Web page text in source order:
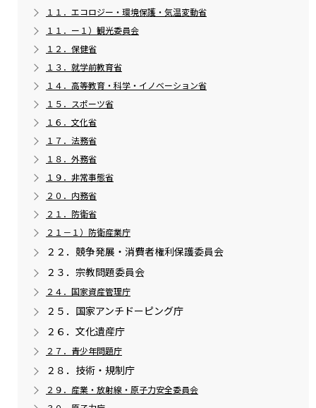
１１．エコロジー・環境保護・気温変動省
１１．ー１）観光委員会
１２．保健省
１３．就学前教育省
１４．高等教育・科学・イノベーション省
１５．スポーツ省
１６．文化省
１７．法務省
１８．外務省
１９．非常事態省
２０．内務省
２１．防衛省
２１－１）防衛産業庁
２２．競争発展・消費者権利保護委員会
２３．宗教問題委員会
２４．国家資産管理庁
２５．国家アンチドーピング庁
２６．文化遺産庁
２７．青少年問題庁
２８．技術・規制庁
２９．産業・放射線・原子力安全委員会